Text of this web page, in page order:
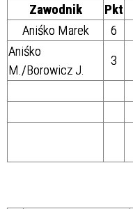
Zawodnik
Pkt
Aniśko Marek
6
Aniśko
M./Borowicz J.
3